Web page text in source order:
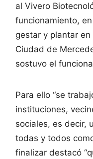
al Vivero
funcionamiento,
gestar y plantar
Ciudad de
sostuvo el
Para ello “se
instituciones,
sociales, es decir,
todas y todos
finalizar destacó